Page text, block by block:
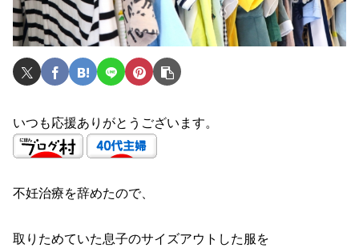
いつも応援ありがとうございます。
不妊治療を辞めたので、
取りためていた息子のサイズアウトした服を